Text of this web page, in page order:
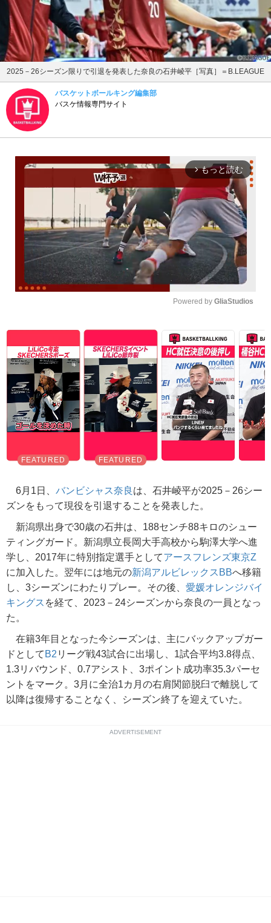
2025－26シーズン限りで引退を発表した奈良の石井崚平［写真］＝B.LEAGUE
バスケットボールキング編集部
バスケ情報専門サイト
arrow_forward_ios もっと読む
Powered by GliaStudios
6月1日、 バンビシャス奈良 は、石井崚平が2025－26シー
ズンをもって現役を引退することを発表した。
新潟県出身で30歳の石井は、188センチ88キロのシュー
ティングガード。新潟県立長岡大手高校から駒澤大学へ進
学し、2017年に特別指定選手としてアースフレンズ東京Z
に加入した。翌年には地元の新潟アルビレックスBBへ移籍
し、3シーズンにわたりプレー。その後、 愛媛オレンジバイ
キングス を経て、2023－24シーズンから奈良の一員となっ
た。
在籍3年目となった今シーズンは、主にバックアップガー
ドとして B2 リーグ戦43試合に出場し、1試合平均3.8得点、
1.3リバウンド、0.7アシスト、3ポイント成功率35.3パーセ
ントをマーク。3月に全治1カ月の右肩関節脱臼で離脱して
以降は復帰することなく、シーズン終了を迎えていた。
ADVERTISEMENT